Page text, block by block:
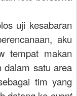
uji kesabaran
aku
tempat makan
dalam satu area
tim yang